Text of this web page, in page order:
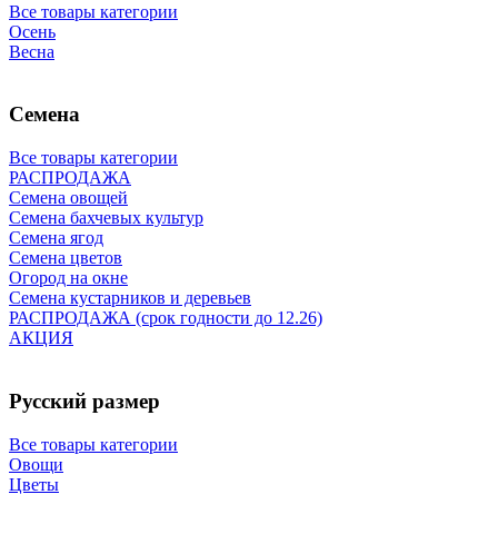
Все товары категории
Осень
Весна
Семена
Все товары категории
РАСПРОДАЖА
Семена овощей
Семена бахчевых культур
Семена ягод
Семена цветов
Огород на окне
Семена кустарников и деревьев
РАСПРОДАЖА (срок годности до 12.26)
АКЦИЯ
Русский размер
Все товары категории
Овощи
Цветы